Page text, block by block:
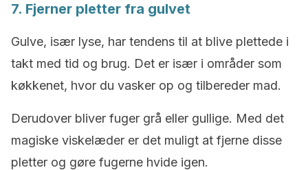
7. Fjerner pletter fra gulvet
Gulve, især lyse, har tendens til at blive plettede i
takt med tid og brug. Det er især i områder som
køkkenet, hvor du vasker op og tilbereder mad.
Derudover bliver fuger grå eller gullige. Med det
magiske viskelæder er det muligt at fjerne disse
pletter og gøre fugerne hvide igen.